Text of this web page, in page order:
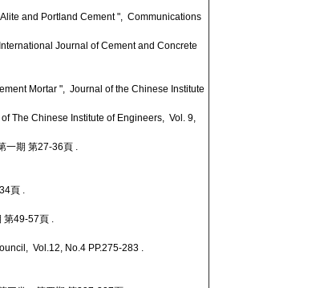
and Portland Cement ", Communications
Journal of Cement and Concrete
Mortar ", Journal of the Chinese Institute
The Chinese Institute of Engineers, Vol. 9,
一期 第27-36頁 .
頁 .
第49-57頁 .
Vol.12, No.4 PP.275-283 .